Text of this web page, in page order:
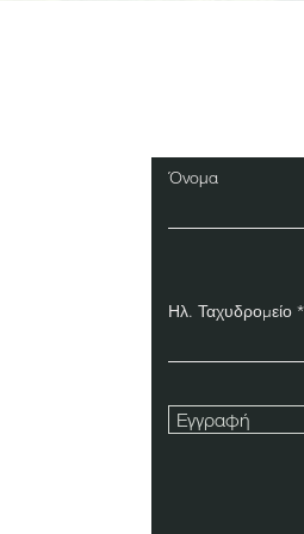
Όνομα
Ηλ. Ταχυδρομείο
Εγγραφή